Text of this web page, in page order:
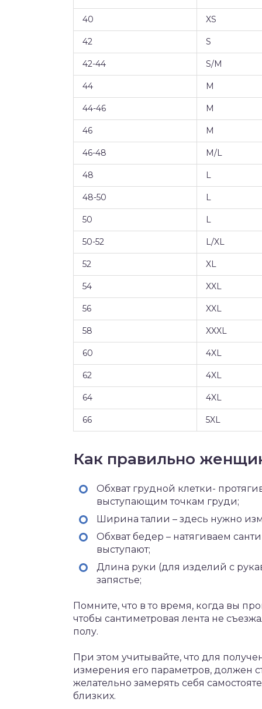
40 XS
42 S
42-44 S/M
44 M
44-46 M
46 M
46-48 M/L
48 L
48-50 L
50 L
50-52 L/XL
52 XL
54 XXL
56 XXL
58 XXXL
60 4XL
62 4XL
64 4XL
66 5XL
Как правильно
Обхват грудной клетки-
выступающим точкам груди;
Ширина талии – здесь нужно
Обхват бедер – натягиваем
выступают;
Длина руки (для изделий с
запястье;
Помните, что в то время, когда вы
чтобы сантиметровая лента не
полу.
При этом учитывайте, что для
измерения его параметров, должен
желательно замерять себя
близких.